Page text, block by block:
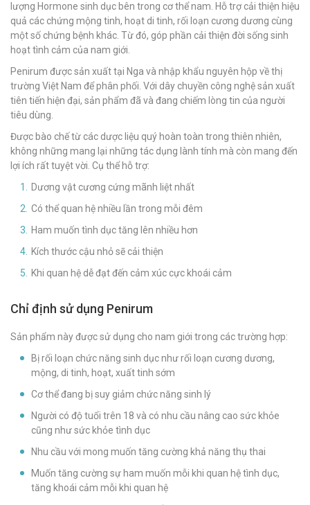
lượng Hormone sinh dục bên trong cơ thể nam. Hỗ trợ cải thiện hiệu
quả các chứng mộng tinh, hoạt di tinh, rối loạn cương dương cùng
một số chứng bệnh khác. Từ đó, góp phần cải thiện đời sống sinh
hoạt tình cảm của nam giới.
Penirum được sản xuất tại Nga và nhập khẩu nguyên hộp về thị
trường Việt Nam để phân phối. Với dây chuyền công nghệ sản xuất
tiên tiến hiện đại, sản phẩm đã và đang chiếm lòng tin của người
tiêu dùng.
Được bào chế từ các dược liệu quý hoàn toàn trong thiên nhiên,
không những mang lại những tác dụng lành tính mà còn mang đến
lợi ích rất tuyệt vời. Cụ thể hỗ trợ:
Dương vật cương cứng mãnh liệt nhất
Có thể quan hệ nhiều lần trong mỗi đêm
Ham muốn tình dục tăng lên nhiều hơn
Kích thước cậu nhỏ sẽ cải thiện
Khi quan hệ dễ đạt đến cảm xúc cực khoái cảm
Chỉ định sử dụng Penirum
Sản phẩm này được sử dụng cho nam giới trong các trường hợp:
Bị rối loạn chức năng sinh dục như rối loạn cương dương,
mộng, di tinh, hoạt, xuất tinh sớm
Cơ thể đang bị suy giảm chức năng sinh lý
Người có độ tuổi trên 18 và có nhu cầu nâng cao sức khỏe
cũng như sức khỏe tình dục
Nhu cầu với mong muốn tăng cường khả năng thụ thai
Muốn tăng cường sự ham muốn mỗi khi quan hệ tình dục,
tăng khoái cảm mỗi khi quan hệ